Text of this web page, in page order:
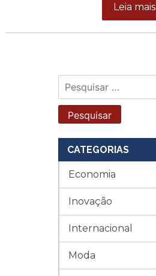
Pesquisar
por:
CATEGORIAS
Economia
Inovação
Internacional
Moda
Leia mais